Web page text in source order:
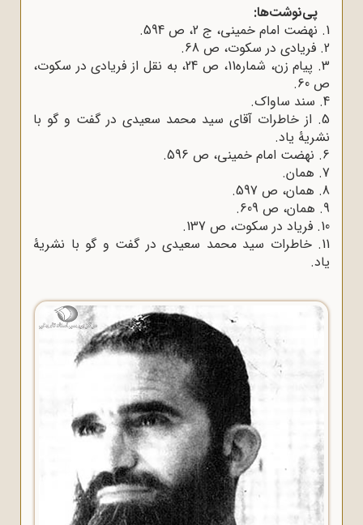
پی‌نوشت‌ها:
1. نهضت امام خمینی، ج 2، ص 594.
2. فریادی در سکوت، ص 68.
3. پیام زن، شماره11، ص 24، به نقل از فریادی در سکوت،
ص 60.
4. سند ساواک.
5. از خاطرات آقای سید محمد سعیدی در گفت و گو با
نشریۀ یاد.
6. نهضت امام خمینی، ص 596.
7. همان.
8. همان، ص 597.
9. همان، ص 609.
10. فریاد در سکوت، ص 137.
11. خاطرات سید محمد سعیدی در گفت و گو با نشریۀ
یاد.